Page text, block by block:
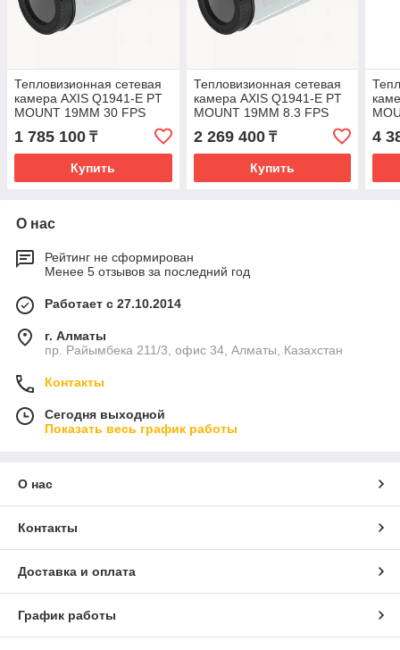
Тепловизионная сетевая
камера AXIS Q1941-E PT
MOUNT 19MM 30 FPS
1 785 100 ₸
Купить
Тепловизионная сетевая
камера AXIS Q1941-E PT
MOUNT 19MM 8.3 FPS
2 269 400₸
Купить
4
О нас
Рейтинг не сформирован
Менее 5 отзывов за последний год
Работает с 27.10.2014
г. Алматы
пр. Райымбека 211/3, офис 34, Алматы, Казахстан
Контакты
Сегодня выходной
Показать весь график работы
О нас
Контакты
Доставка и оплата
График работы